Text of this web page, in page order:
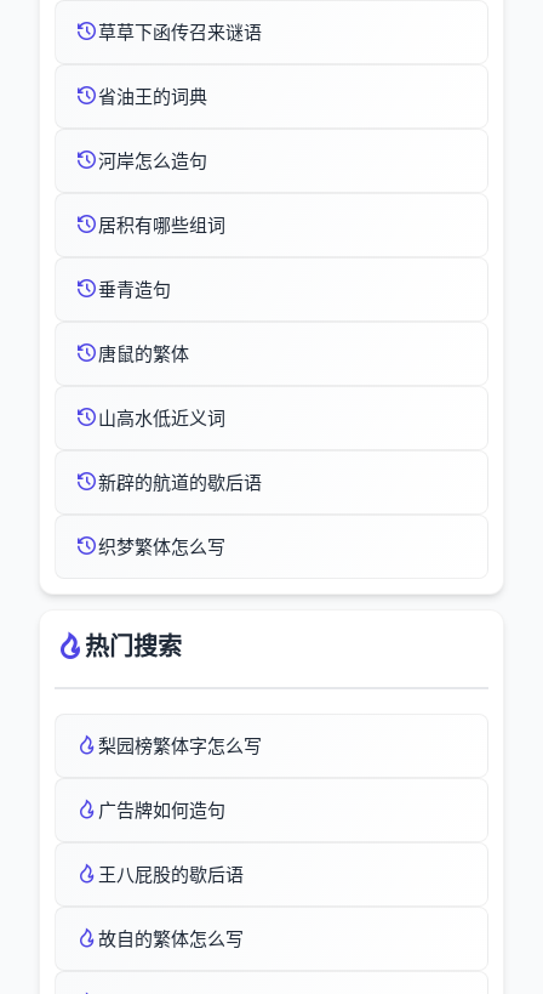
草草下函传召来谜语
省油王的词典
河岸怎么造句
居积有哪些组词
垂青造句
唐鼠的繁体
山高水低近义词
新辟的航道的歇后语
织梦繁体怎么写
热门搜索
梨园榜繁体字怎么写
广告牌如何造句
王八屁股的歇后语
故自的繁体怎么写